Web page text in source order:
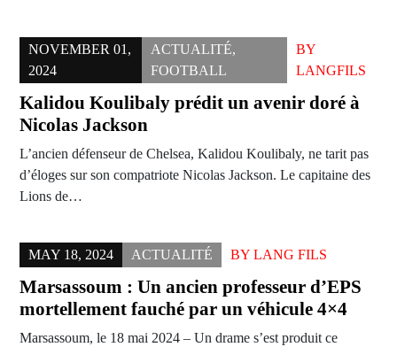
NOVEMBER 01,
2024
ACTUALITÉ,
FOOTBALL
BY
LANGFILS
Kalidou Koulibaly prédit un avenir doré à
Nicolas Jackson
L’ancien défenseur de Chelsea, Kalidou Koulibaly, ne tarit pas
d’éloges sur son compatriote Nicolas Jackson. Le capitaine des
Lions de…
MAY 18, 2024 ACTUALITÉ BY LANG FILS
Marsassoum : Un ancien professeur d’EPS
mortellement fauché par un véhicule 4×4
Marsassoum, le 18 mai 2024 – Un drame s’est produit ce